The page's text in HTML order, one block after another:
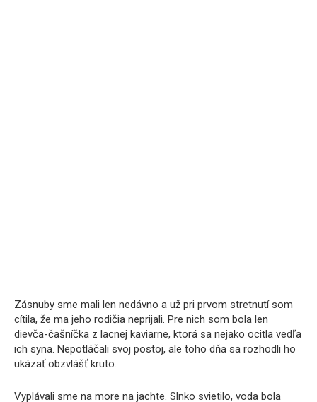
Zásnuby sme mali len nedávno a už pri prvom stretnutí som
cítila, že ma jeho rodičia neprijali. Pre nich som bola len
dievča-čašníčka z lacnej kaviarne, ktorá sa nejako ocitla vedľa
ich syna. Nepotláčali svoj postoj, ale toho dňa sa rozhodli ho
ukázať obzvlášť kruto.
Vyplávali sme na more na jachte. Slnko svietilo, voda bola